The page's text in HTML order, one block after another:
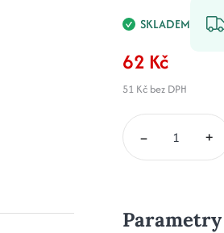
SKLADEM
62 Kč
51 Kčbez DPH
– +
Parametry